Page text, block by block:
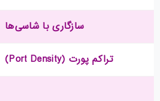
سازگاری با شاسی‌ها
تراکم پورت (Port Density)